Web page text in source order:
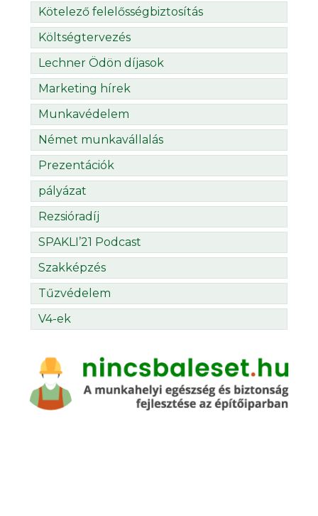
Kötelező felelősségbiztosítás
Költségtervezés
Lechner Ödön díjasok
Marketing hírek
Munkavédelem
Német munkavállalás
Prezentációk
pályázat
Rezsióradíj
SPAKLI’21 Podcast
Szakképzés
Tűzvédelem
V4-ek